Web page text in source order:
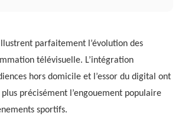
parfaitement l’évolution des
télévisuelle. L’intégration
hors domicile et l’essor du digital ont
précisément l’engouement populaire
sportifs.